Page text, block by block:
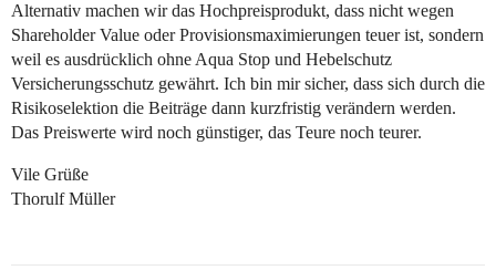
Alternativ machen wir das Hochpreisprodukt, dass nicht wegen
Shareholder Value oder Provisionsmaximierungen teuer ist, sondern
weil es ausdrücklich ohne Aqua Stop und Hebelschutz
Versicherungsschutz gewährt. Ich bin mir sicher, dass sich durch die
Risikoselektion die Beiträge dann kurzfristig verändern werden.
Das Preiswerte wird noch günstiger, das Teure noch teurer.
Vile Grüße
Thorulf Müller